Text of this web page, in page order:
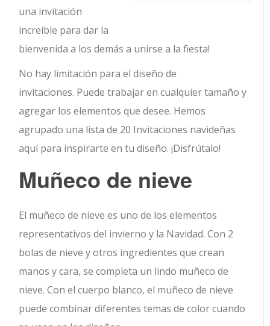
una invitación
increíble para dar la
bienvenida a los demás a unirse a la fiesta!
No hay limitación para el diseño de
invitaciones. Puede trabajar en cualquier tamaño y
agregar los elementos que desee. Hemos
agrupado una lista de 20 Invitaciones navideñas
aquí para inspirarte en tu diseño. ¡Disfrútalo!
Muñeco de nieve
El muñeco de nieve es uno de los elementos
representativos del invierno y la Navidad. Con 2
bolas de nieve y otros ingredientes que crean
manos y cara, se completa un lindo muñeco de
nieve. Con el cuerpo blanco, el muñeco de nieve
puede combinar diferentes temas de color cuando